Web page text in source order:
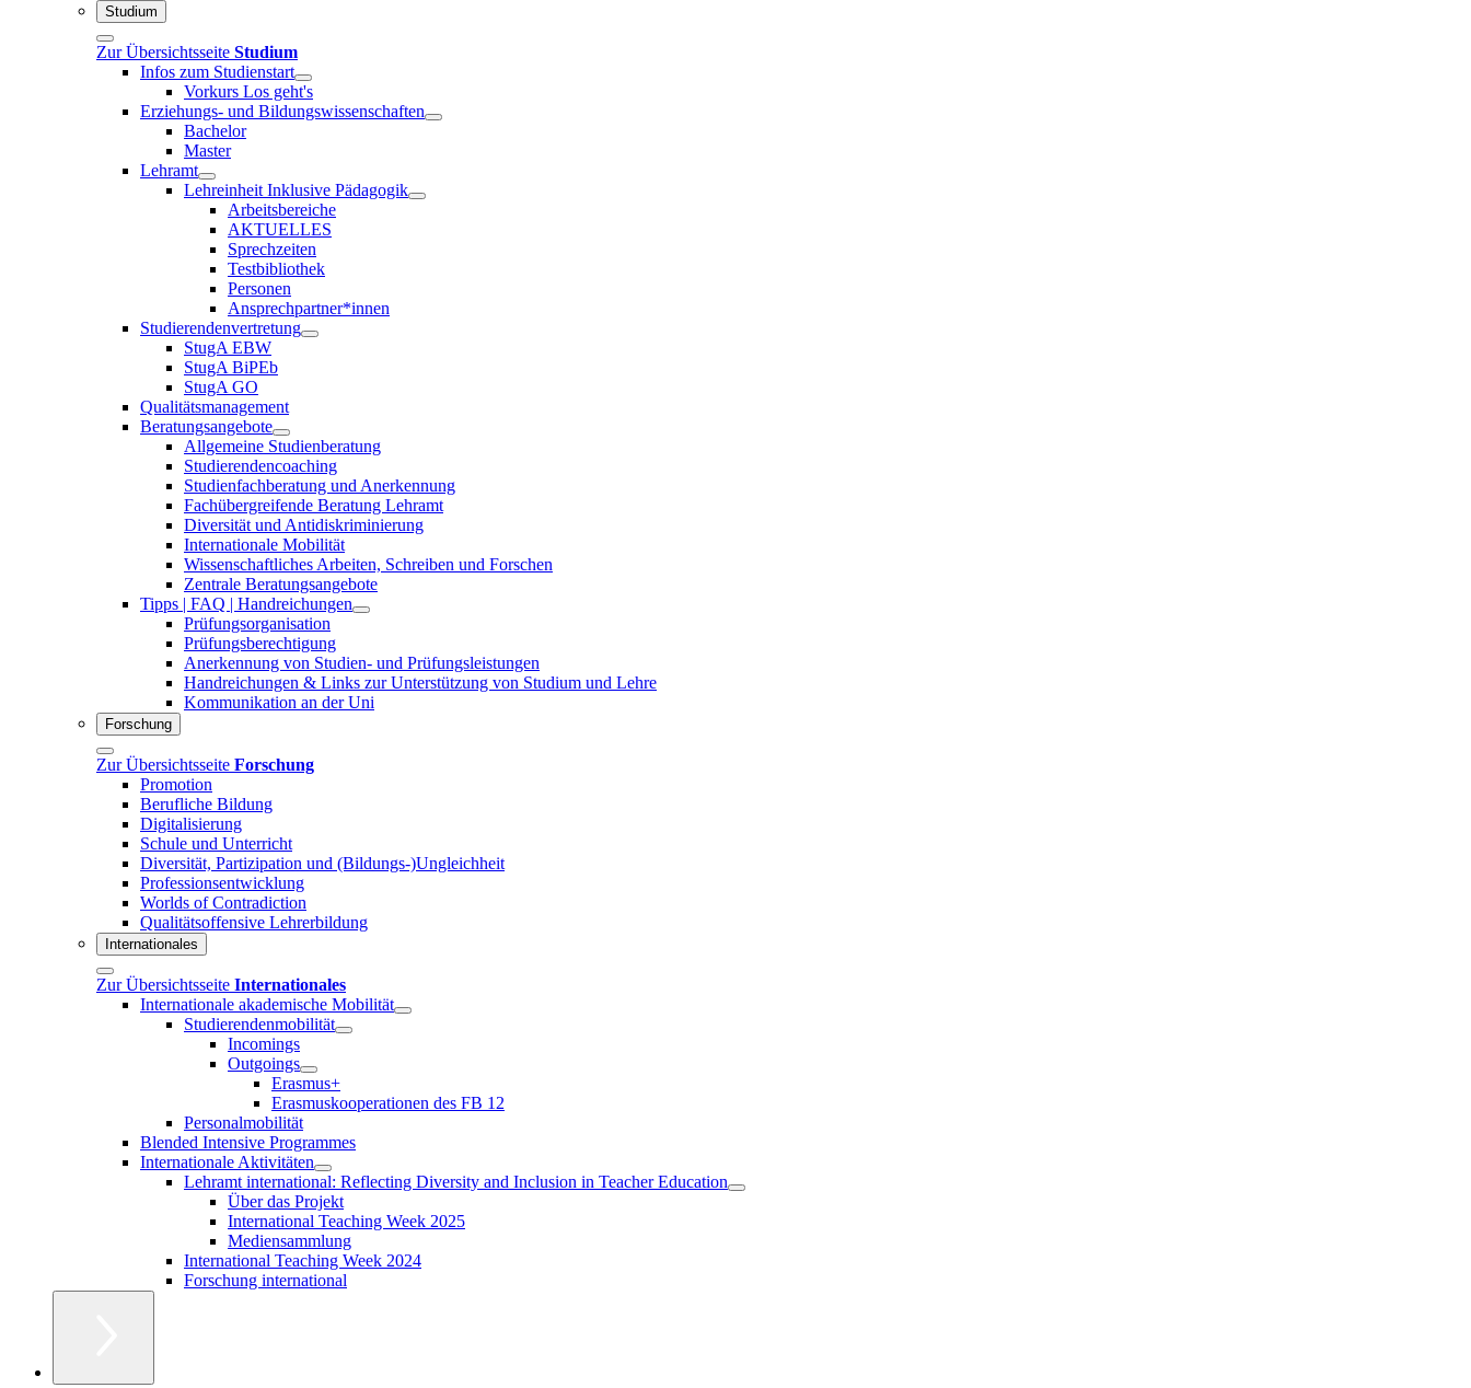
Studium
Zur Übersichtsseite Studium
Infos zum Studienstart
Vorkurs Los geht's
Erziehungs- und Bildungswissenschaften
Bachelor
Master
Lehramt
Lehreinheit Inklusive Pädagogik
Arbeitsbereiche
AKTUELLES
Sprechzeiten
Testbibliothek
Personen
Ansprechpartner*innen
Studierendenvertretung
StugA EBW
StugA BiPEb
StugA GO
Qualitätsmanagement
Beratungsangebote
Allgemeine Studienberatung
Studierendencoaching
Studienfachberatung und Anerkennung
Fachübergreifende Beratung Lehramt
Diversität und Antidiskriminierung
Internationale Mobilität
Wissenschaftliches Arbeiten, Schreiben und Forschen
Zentrale Beratungsangebote
Tipps | FAQ | Handreichungen
Prüfungsorganisation
Prüfungsberechtigung
Anerkennung von Studien- und Prüfungsleistungen
Handreichungen & Links zur Unterstützung von Studium und Lehre
Kommunikation an der Uni
Forschung
Zur Übersichtsseite Forschung
Promotion
Berufliche Bildung
Digitalisierung
Schule und Unterricht
Diversität, Partizipation und (Bildungs-)Ungleichheit
Professionsentwicklung
Worlds of Contradiction
Qualitätsoffensive Lehrerbildung
Internationales
Zur Übersichtsseite Internationales
Internationale akademische Mobilität
Studierendenmobilität
Incomings
Outgoings
Erasmus+
Erasmuskooperationen des FB 12
Personalmobilität
Blended Intensive Programmes
Internationale Aktivitäten
Lehramt international: Reflecting Diversity and Inclusion in Teacher Education
Über das Projekt
International Teaching Week 2025
Mediensammlung
International Teaching Week 2024
Forschung international